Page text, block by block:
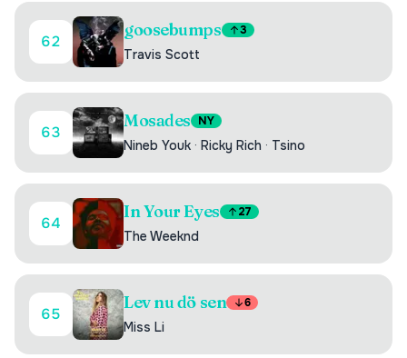
62
goosebumps 3
Travis Scott
63
Mosades NY
Nineb Youk · Ricky Rich · Tsino
64
In Your Eyes 27
The Weeknd
65
Lev nu dö sen 6
Miss Li